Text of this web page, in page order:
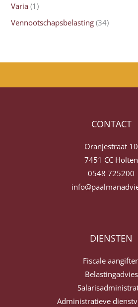
Varia (1)
Vennootschapsbelasting (34)
CONTACT
Oranjestraat 10
7451 CC Holten
0548 725200
DIENSTEN
Fiscale
Belastingadvies
Administratieve